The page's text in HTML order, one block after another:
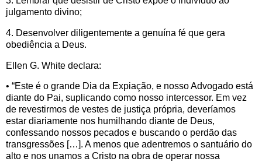
julgamento divino;
4. Desenvolver diligentemente a genuína fé que gera
obediência a Deus.
Ellen G. White declara:
• “Este é o grande Dia da Expiação, e nosso Advogado está
diante do Pai, suplicando como nosso intercessor. Em vez
de revestirmos de vestes de justiça própria, deveríamos
estar diariamente nos humilhando diante de Deus,
confessando nossos pecados e buscando o perdão das
transgressões […]. A menos que adentremos o santuário do
alto e nos unamos a Cristo na obra de operar nossa